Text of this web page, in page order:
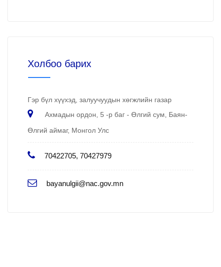
Холбоо барих
Гэр бүл хүүхэд, залуучуудын хөгжлийн газар
Ахмадын ордон, 5 -р баг - Өлгий сум, Баян-
Өлгий аймаг, Монгол Улс
70422705, 70427979
bayanulgii@nac.gov.mn